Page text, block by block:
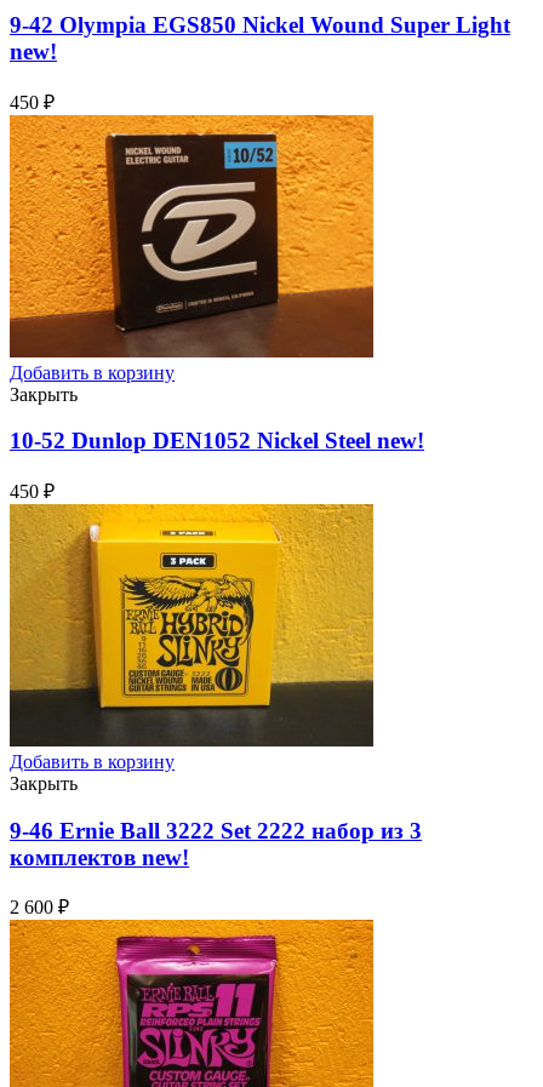
9-42 Olympia EGS850 Nickel Wound Super Light
new!
450 ₽
Добавить в корзину
Закрыть
10-52 Dunlop DEN1052 Nickel Steel new!
450 ₽
Добавить в корзину
Закрыть
9-46 Ernie Ball 3222 Set 2222 набор из 3
комплектов new!
2 600 ₽